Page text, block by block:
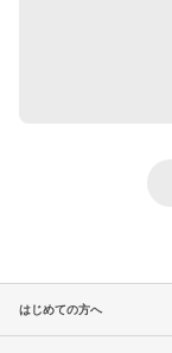
はじめての方へ